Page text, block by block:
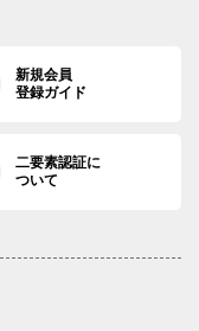
新規会員
登録ガイド
二要素認証に
ついて